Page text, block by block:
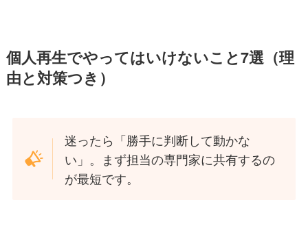
個人再生でやってはいけないこと7選（理
由と対策つき）
迷ったら「勝手に判断して動かな
い」。まず担当の専門家に共有するの
が最短です。